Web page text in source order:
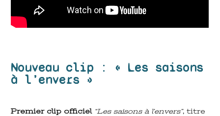
Nouveau clip : « Les saisons
à l’envers »
Premier clip officiel “Les saisons à l’envers”, titre